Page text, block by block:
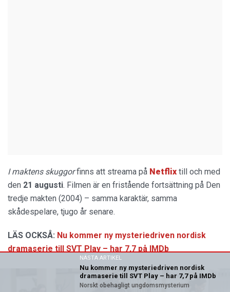
I maktens skuggorfinns att streama på Netflix till och med
den 21 augusti. Filmen är en fristående fortsättning på Den
tredje makten (2004) – samma karaktär, samma
skådespelare, tjugo år senare.
LÄS OCKSÅ: Nu kommer ny mysteriedriven nordisk
dramaserie till SVT Play – har 7,7 på IMDb
NÄSTA ARTIKEL
Nu kommer ny mysteriedriven nordisk
dramaserie till SVT Play – har 7,7 på IMDb
Norskt obehagligt ungdomsmysterium